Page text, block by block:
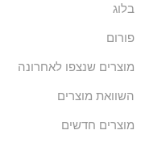
בלוג
פורום
מוצרים שנצפו לאחרונה
השוואת מוצרים
מוצרים חדשים